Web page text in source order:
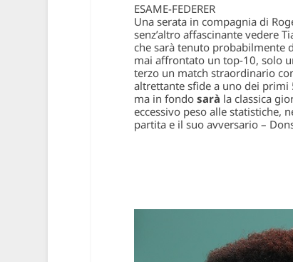
ESAME-FEDERER
Una serata in compagnia di
senz’altro affascinante vedere
che sarà tenuto probabilmente
mai affrontato un top-10, solo
terzo un match straordinario
altrettante sfide a uno dei
ma in fondo sarà la classica
eccessivo peso alle statistiche,
partita e il suo avversario –